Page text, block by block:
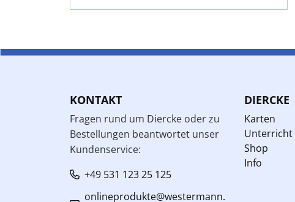
KONTAKT
Fragen rund um Diercke oder zu
Bestellungen beantwortet unser
Kundenservice:
+49 531 123 25 125
onlineprodukte@westermann.
DIERCKE
Karten
Unterricht
Shop
Info